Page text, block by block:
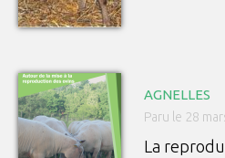
AGNELLES
Paru le 28
La